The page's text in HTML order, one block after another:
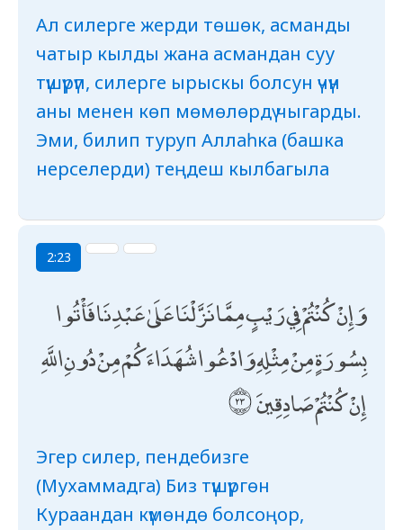
Ал силерге жерди төшөк, асманды
чатыр кылды жана асмандан суу
түшүрүп, силерге ырыскы болсун үчүн
аны менен көп мөмөлөрдү чыгарды.
Эми, билип туруп Аллаһка (башка
нерселерди) теңдеш кылбагыла
2:23
وَإِنْ كُنْتُمْ فِي رَيْبٍ مِمَّا نَزَّلْنَا عَلَىٰ عَبْدِنَا فَأْتُوا
بِسُورَةٍ مِنْ مِثْلِهِ وَادْعُوا شُهَدَاءَكُمْ مِنْ دُونِ اللَّهِ
إِنْ كُنْتُمْ صَادِقِينَ
Эгер силер, пендебизге
(Мухаммадга) Биз түшүргөн
Кураандан күмөндө болсоңор,